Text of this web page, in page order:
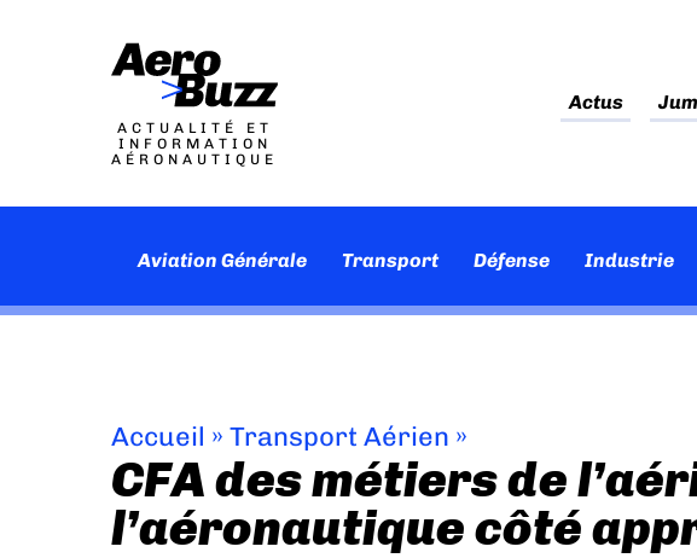
ACTUALITÉ ET
INFORMATION
AÉRONAUTIQUE
Actus
Aviation Générale Transport Défense Industrie
Accueil » Transport Aérien »
CFA des métiers de
l’aéronautique côté